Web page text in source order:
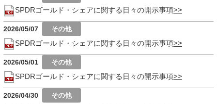
SPDRゴールド・シェアに関する日々の開示事項
2026/05/07
SPDRゴールド・シェアに関する日々の開示事項
2026/05/01
SPDRゴールド・シェアに関する日々の開示事項
2026/04/30